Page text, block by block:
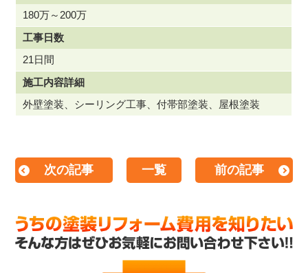
180万～200万
工事日数
21日間
施工内容詳細
外壁塗装、シーリング工事、付帯部塗装、屋根塗装
次の記事 一覧 前の記事